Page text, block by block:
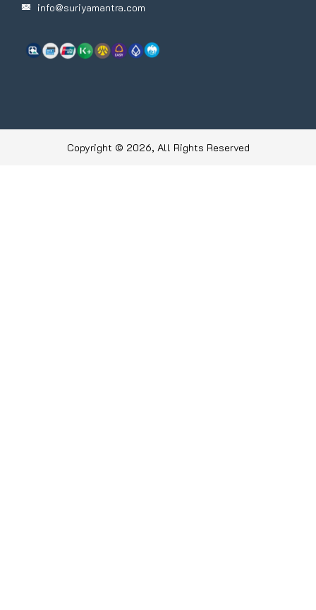
info@suriyamantra.com
Copyright © 2026, All Rights Reserved